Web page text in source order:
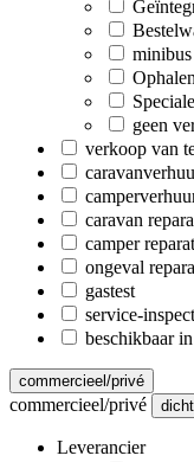
minibus
Ophalen
geen
verkoop van
caravan
camper
ongeval
gastest
service-
beschikbaar
commercieel/privé
commercieel/privé
Leverancier